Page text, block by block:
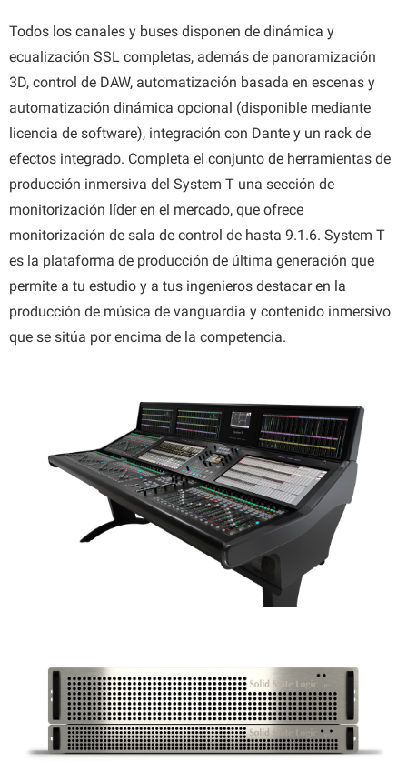
Todos los canales y buses disponen de dinámica y
ecualización SSL completas, además de panoramización
3D, control de DAW, automatización basada en escenas y
automatización dinámica opcional (disponible mediante
licencia de software), integración con Dante y un rack de
efectos integrado. Completa el conjunto de herramientas de
producción inmersiva del System T una sección de
monitorización líder en el mercado, que ofrece
monitorización de sala de control de hasta 9.1.6. System T
es la plataforma de producción de última generación que
permite a tu estudio y a tus ingenieros destacar en la
producción de música de vanguardia y contenido inmersivo
que se sitúa por encima de la competencia.